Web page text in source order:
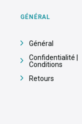
GÉNÉRAL
Général
Confidentialité |
Conditions
Retours